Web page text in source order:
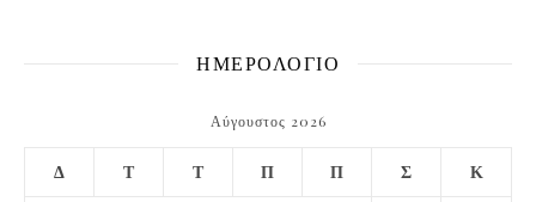
ΗΜΕΡΟΛΟΓΙΟ
Αύγουστος 2026
Δ Τ Τ Π Π Σ Κ